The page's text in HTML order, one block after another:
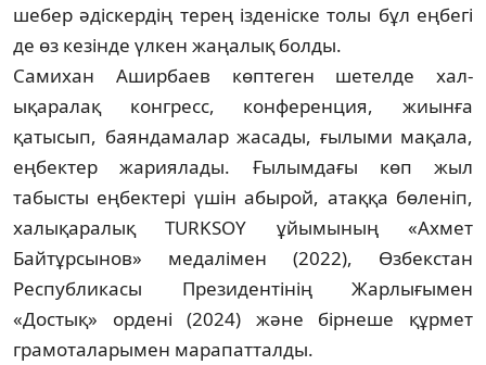
шебер әдіскердің терең ізденіске толы бұл еңбегі
де өз кезінде үлкен жаңалық болды.
Самихан Аширбаев көптеген шетелде хал­
ықаралақ конгресс, конференция, жиын­ға
қатысып, баяндамалар жасады, ғылыми мақала,
еңбектер жариялады. Ғылымдағы көп жыл
табысты еңбектері үшін абырой, атаққа бөленіп,
халықаралық TURKSOY ұйымының «Ахмет
Байтұрсынов» медалімен (2022), Өзбекстан
Республикасы Президен­тінің Жарлығымен
«Достық» ордені (2024) және бірнеше құрмет
грамоталарымен мара­пат­талды.